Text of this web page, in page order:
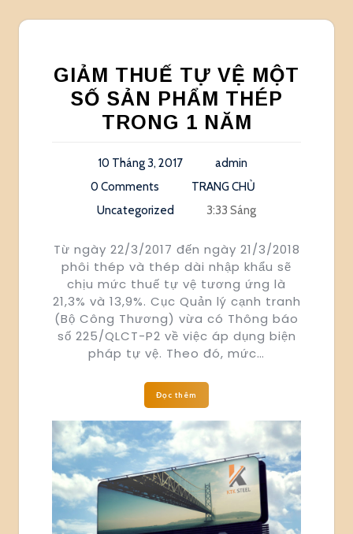
GIẢM THUẾ TỰ VỆ MỘT
SỐ SẢN PHẨM THÉP
TRONG 1 NĂM
10 Tháng 3, 2017
admin
0 Comments
TRANG CHỦ
Uncategorized
3:33 Sáng
Từ ngày 22/3/2017 đến ngày 21/3/2018
phôi thép và thép dài nhập khẩu sẽ
chịu mức thuế tự vệ tương ứng là
21,3% và 13,9%. Cục Quản lý cạnh tranh
(Bộ Công Thương) vừa có Thông báo
số 225/QLCT-P2 về việc áp dụng biện
pháp tự vệ. Theo đó, mức…
Đọc thêm